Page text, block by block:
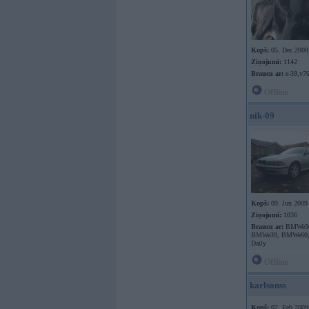
Kopš: 05. Dec 2008
Ziņojumi: 1142
Braucu ar: e-39,v70
nik-09
Kopš: 09. Jun 2009
Ziņojumi: 1036
Braucu ar:
BMWe39,
Daily
karlsonss
Kopš: 02. Feb 2009